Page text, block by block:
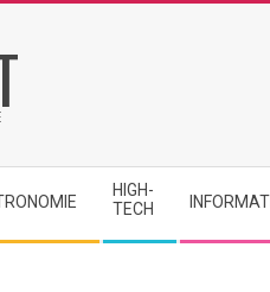
HIGH-
TECH